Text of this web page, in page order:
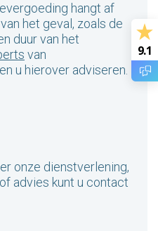
hangt af
het geval, zoals de
duur van het
van
u hierover adviseren.
onze dienstverlening,
advies kunt u contact
9.1